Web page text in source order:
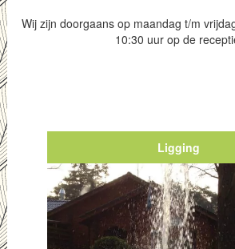
Wij zijn doorgaans op maandag t/m
10:30 uur op de
Ligging